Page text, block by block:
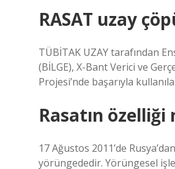
RASAT uzay
TÜBİTAK UZAY tarafından
(BİLGE), X-Bant Verici ve
Projesi’nde başarıyla
Rasatın özelliği
17 Ağustos 2011’de
yörüngededir. Yörüngesel